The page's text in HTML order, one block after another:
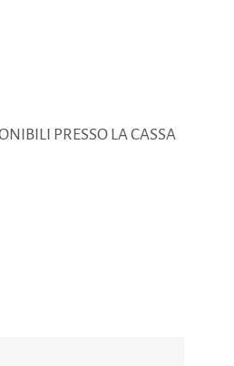
PRESSO LA CASSA